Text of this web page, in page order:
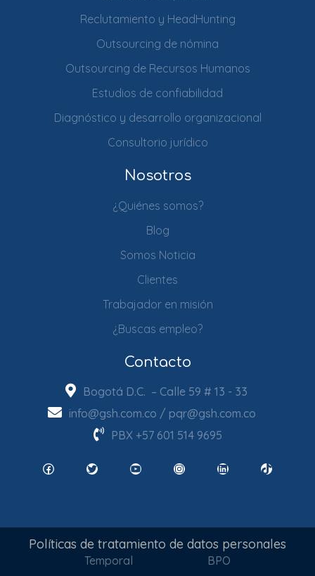
Reclutamiento y HeadHunting
Outsourcing de nómina
Outsourcing de Recursos Humanos
Estudios de confiabilidad
Diagnóstico y desarrollo organizacional
Consultorio jurídico
Nosotros
¿Quiénes somos?
Blog
Somos Noticia
Clientes
Trabajador en misión
¿Buscas empleo?
Contacto
Bogotá D.C. – Calle 59 # 13 - 33
info@gsh.com.co / pqr@gsh.com.co
PBX +57 601 514 9695
FacebookTwitter YouTube InstagramLinkedIn TikTok
Políticas de tratamiento de datos personales
Temporal BPO